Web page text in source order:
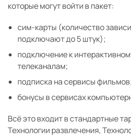
которые могут войти в пакет:
сим-карты (количество
подключают до 5 штук);
подключение к
телеканалам;
подписка на сервисы
бонусы в сервисах
Всё это входит в стандартные
Технологии развлечения,